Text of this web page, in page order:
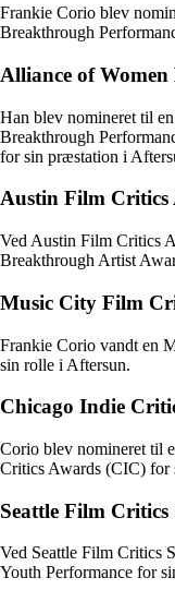
Frankie Corio blev
Breakthrough
Alliance of
Han blev nomineret til
Breakthrough
for sin præstation i
Austin Film Critics
Ved Austin Film Critics
Breakthrough Artist
Music City Film
Frankie Corio vandt en
sin rolle i Aftersun.
Chicago Indie
Corio blev nomineret til
Critics Awards (CIC) for
Seattle Film Critics
Ved Seattle Film Critics
Youth Performance for